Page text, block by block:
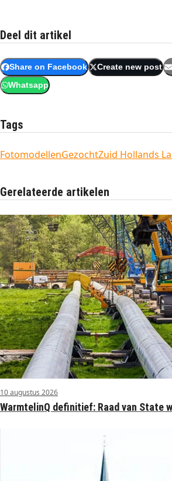
Deel dit artikel
Share on Facebook Create new post
Whatsapp
Tags
FotomodellenGezochtZuid Hollands
Gerelateerde artikelen
10 augustus 2026
WarmtelinQ definitief: Raad van State